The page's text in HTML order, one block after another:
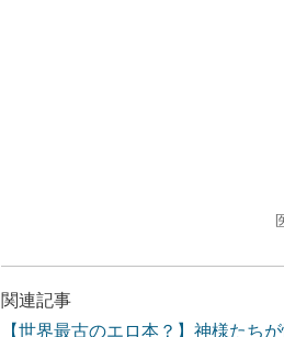
関連記事
【世界最古のエロ本？】神様たち